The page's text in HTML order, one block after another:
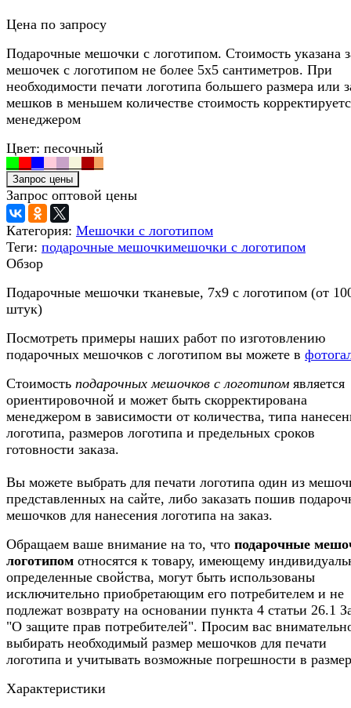
Цена по запросу
Подарочные мешочки с логотипом. Стоимость указана
мешочек с логотипом не более 5х5 сантиметров. При
необходимости печати логотипа большего размера или
мешков в меньшем количестве стоимость
менеджером
Цвет: песочный
Запрос оптовой цены
Категория: Мешочки с логотипом
Теги: подарочные мешочкимешочки с логотипом
Обзор
Подарочные мешочки тканевые, 7х9 с логотипом (от
штук)
Посмотреть примеры наших работ по изготовлению
подарочных мешочков с логотипом вы можете в
Стоимость подарочных мешочков с логотипом является
ориентировочной и может быть скорректирована
менеджером в зависимости от количества, типа
логотипа, размеров логотипа и предельных сроков
готовности заказа.
Вы можете выбрать для печати логотипа один из
представленных на сайте, либо заказать пошив
мешочков для нанесения логотипа на заказ.
Обращаем ваше внимание на то, что подарочные
логотипом относятся к товару, имеющему
определенные свойства, могут быть использованы
исключительно приобретающим его потребителем и не
подлежат возврату на основании пункта 4 статьи 26.1
"О защите прав потребителей". Просим вас
выбирать необходимый размер мешочков для печати
логотипа и учитывать возможные погрешности в
Характеристики